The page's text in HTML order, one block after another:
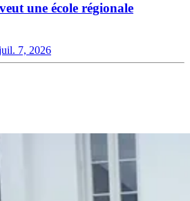
une école régionale
7, 2026